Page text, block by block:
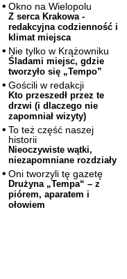
Okno na Wielopolu
Z serca Krakowa -
redakcyjna codzienność i
klimat miejsca
Nie tylko w Krążowniku
Śladami miejsc, gdzie
tworzyło się „Tempo”
Gościli w redakcji
Kto przeszedł przez te
drzwi (i dlaczego nie
zapomniał wizyty)
To też część naszej
historii
Nieoczywiste wątki,
niezapomniane rozdziały
Oni tworzyli tę gazetę
Drużyna „Tempa“ – z
piórem, aparatem i
ołowiem